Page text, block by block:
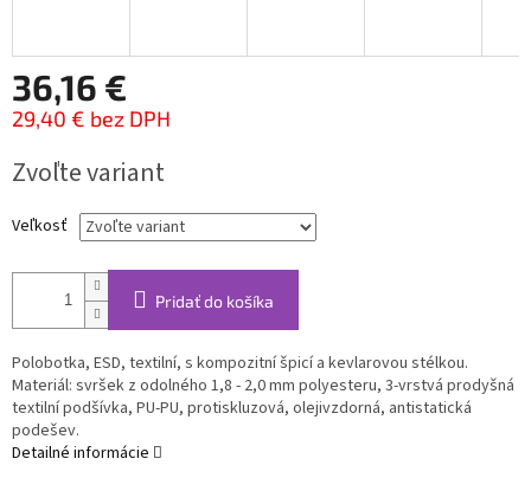
36,16 €
29,40 € bez DPH
cena:
Zvoľte variant
Veľkosť
Pridať do košíka
Polobotka, ESD, textilní, s kompozitní špicí a kevlarovou stélkou.
Materiál: svršek z odolného 1,8 - 2,0 mm polyesteru, 3-vrstvá prodyšná
textilní podšívka, PU-PU, protiskluzová, olejivzdorná, antistatická
podešev.
Detailné informácie